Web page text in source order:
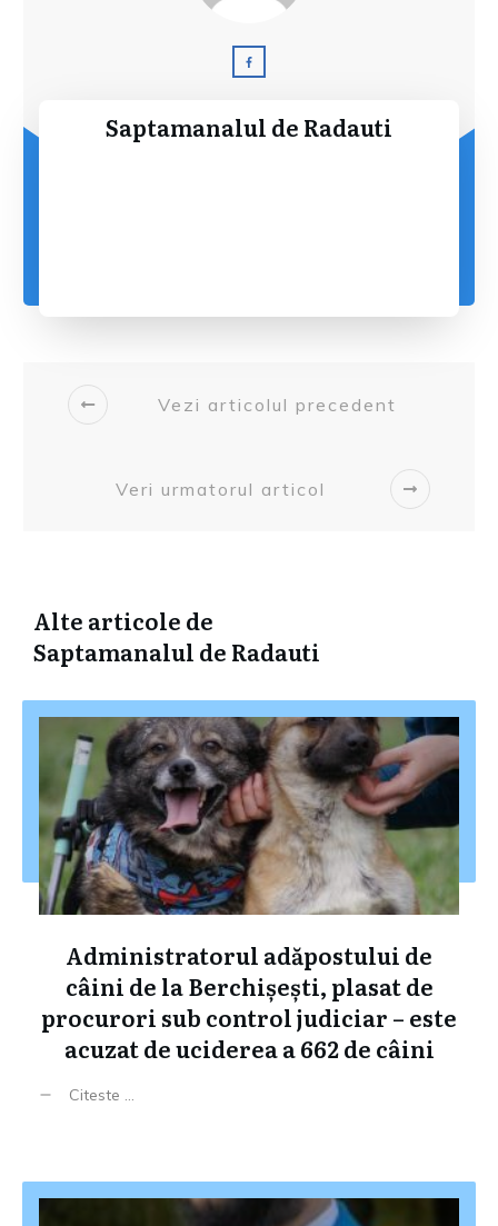
Saptamanalul de Radauti
Vezi articolul precedent
Veri urmatorul articol
Alte articole de
Saptamanalul de Radauti
Administratorul adăpostului de
câini de la Berchișești, plasat de
procurori sub control judiciar – este
acuzat de uciderea a 662 de câini
Citeste ...